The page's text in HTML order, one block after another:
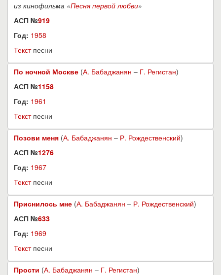
из кинофильма «Песня первой любви»
АСП №919
Год: 1958
Текстпесни
По ночной Москве (А. Бабаджанян – Г. Регистан)
АСП №1158
Год: 1961
Текстпесни
Позови меня (А. Бабаджанян – Р. Рождественский)
АСП №1276
Год: 1967
Текстпесни
Приснилось мне (А. Бабаджанян – Р. Рождественский)
АСП №633
Год: 1969
Текстпесни
Прости (А. Бабаджанян – Г. Регистан)